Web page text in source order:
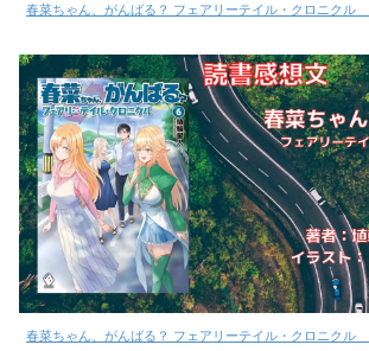
春菜ちゃん、がんばる？ フェアリーテイル・クロニクル
春菜ちゃん、がんばる？ フェアリーテイル・クロニクル